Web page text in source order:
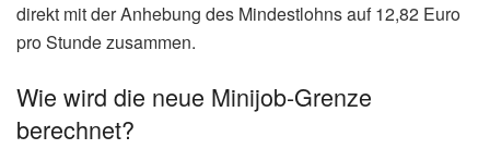
direkt mit der Anhebung des Mindestlohns auf 12,82 Euro
pro Stunde zusammen.
Wie wird die neue Minijob-Grenze
berechnet?